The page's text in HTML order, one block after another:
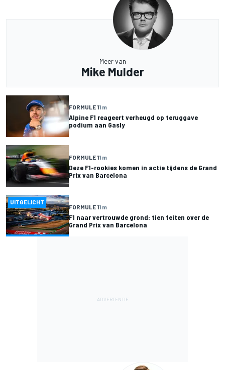
Meer van
Mike Mulder
FORMULE 11 m
Alpine F1 reageert verheugd op teruggave
podium aan Gasly
FORMULE 11 m
Deze F1-rookies komen in actie tijdens de Grand
Prix van Barcelona
UITGELICHT
FORMULE 11 m
F1 naar vertrouwde grond: tien feiten over de
Grand Prix van Barcelona